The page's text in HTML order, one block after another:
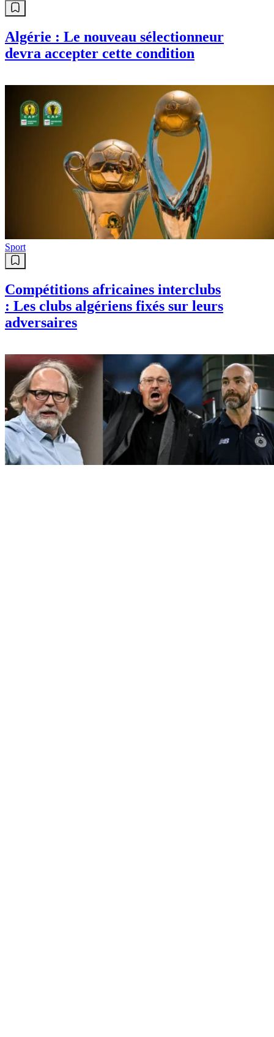
Algérie : Le nouveau sélectionneur
devra accepter cette condition
Sport
Compétitions africaines interclubs
: Les clubs algériens fixés sur leurs
adversaires